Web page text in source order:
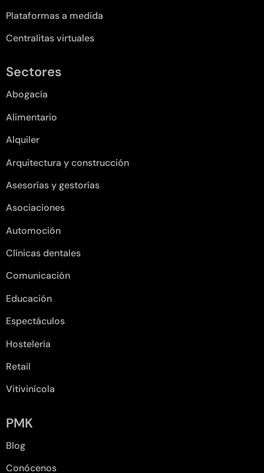
Plataformas a medida
Centralitas virtuales
Sectores
Abogacía
Alimentario
Alquiler
Arquitectura y construcción
Asesorías y gestorías
Asociaciones
Automoción
Clínicas dentales
Comunicación
Educación
Espectáculos
Hostelería
Retail
Vitivinícola
PMK
Blog
Conócenos